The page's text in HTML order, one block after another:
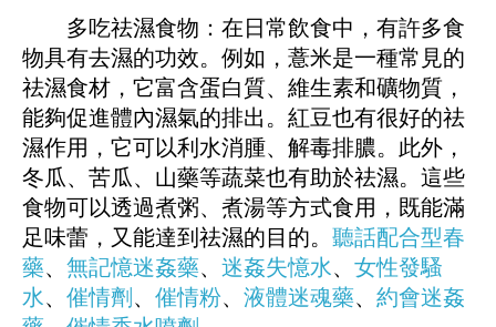
多吃祛濕食物：在日常飲食中，有許多食
物具有去濕的功效。例如，薏米是一種常見的
祛濕食材，它富含蛋白質、維生素和礦物質，
能夠促進體內濕氣的排出。紅豆也有很好的祛
濕作用，它可以利水消腫、解毒排膿。此外，
冬瓜、苦瓜、山藥等蔬菜也有助於祛濕。這些
食物可以透過煮粥、煮湯等方式食用，既能滿
足味蕾，又能達到祛濕的目的。 聽話配合型春
藥、 無記憶迷姦藥、 迷姦失憶水、 女性發騷
水、 催情劑 、 催情粉、 液體迷魂藥、 約會迷姦